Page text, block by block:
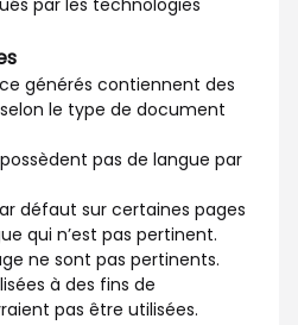
par les technologies
générés contiennent des
le type de document
pas de langue par
défaut sur certaines pages
qui n’est pas pertinent.
ne sont pas pertinents.
à des fins de
pas être utilisées.